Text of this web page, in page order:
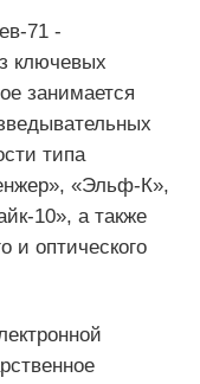
71 -
ключевых
занимается
типа
«Эльф-К»,
10», а также
и оптического